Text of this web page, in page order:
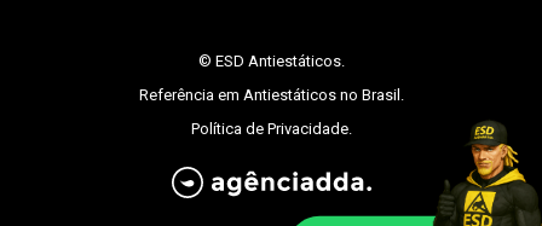
© ESD Antiestáticos.
Referência em Antiestáticos no Brasil.
Política de Privacidade.